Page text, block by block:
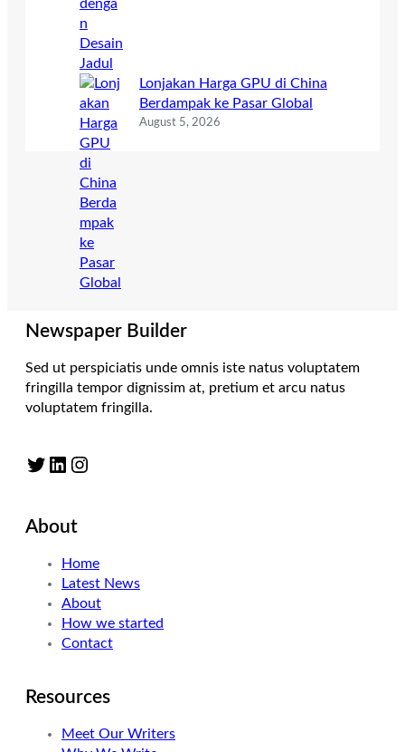
Lonjakan Harga GPU di China
Berdampak ke Pasar Global
August 5, 2026
Newspaper Builder
Sed ut perspiciatis unde omnis iste natus voluptatem
fringilla tempor dignissim at, pretium et arcu natus
voluptatem fringilla.
Twitter LinkedIn Instagram
About
Home
Latest News
About
How we started
Contact
Resources
Meet Our Writers